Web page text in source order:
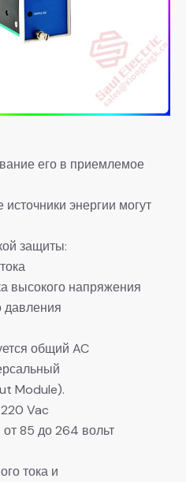
его в приемлемое
энергии могут
защиты:
высокого напряжения
давления
общий AC
Module).
Vac
85 до 264 вольт
тока и